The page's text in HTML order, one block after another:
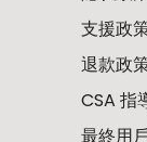
支援政
退款政
CSA 指
最終用